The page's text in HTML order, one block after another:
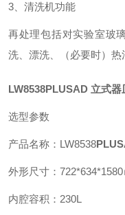
3、清洗机功能
再处理包括对实验室玻
洗、漂洗、（必要时）热
LW8538PLUSAD 立式器
选型参数
产品名称：LW8538
外形尺寸：722*634*1580
内腔容积：230L